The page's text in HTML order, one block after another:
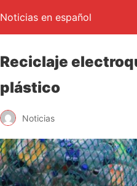
Noticias en español
Reciclaje
plástico
Noticias